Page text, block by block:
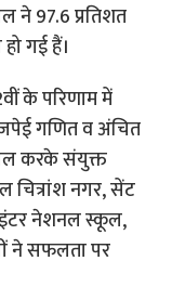
ने 97.6 प्रतिशत
गई हैं।
के परिणाम में
गणित व अंचित
करके संयुक्त
चित्रांश नगर, सेंट
इंटर नेशनल स्कूल,
ने सफलता पर